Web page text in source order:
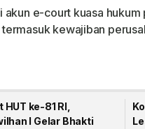
e-court kuasa
kewajiban
ke-81 RI,
I Gelar Bhakti